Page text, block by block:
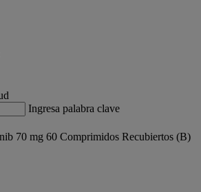
Ingresa palabra clave
70 mg 60 Comprimidos Recubiertos (B)